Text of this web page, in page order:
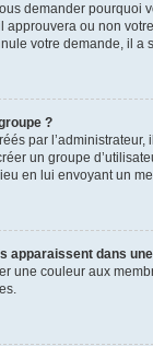
demander pourquoi
approuvera ou non
votre demande, il a
?
par l’administrateur,
un groupe
en lui envoyant un
apparaissent dans
une couleur aux